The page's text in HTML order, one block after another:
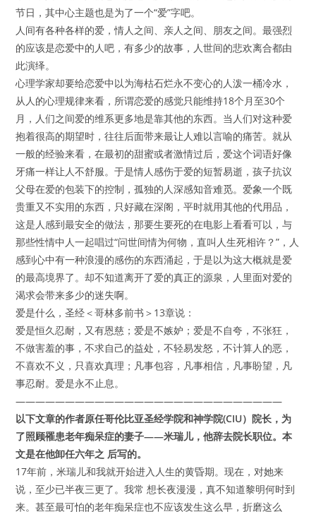
节日，其中心主题也是为了一个“爱”字吧。
人间有各种各样的爱，情人之间、亲人之间、朋友之间。最强烈
的应该是恋爱中的人吧，有多少的故事，人世间的悲欢离合都由
此演绎。
心理学家却要给恋爱中以为海枯石烂永不变心的人泼一桶冷水，
从人的心理规律来看，所谓恋爱的感觉只能维持18个月至30个
月，人们之间爱的维系更多地是靠其他的东西。当人们对这种爱
抱着很高的期望时，往往后面带来最让人难以言喻的痛苦。就从
一般的经验来看，在最初的甜蜜或者激情过后，爱这个词语好像
牙痛一样让人不舒服。于是情人感伤于爱的短暂易逝，孩子抗议
父母在爱的包装下的控制，孤独的人深感知音难觅。爱象一个既
贵重又不实用的东西，只好藏在深阁，平时就用其他的代用品，
这是人感到最安全的做法，那要生要死的在电影上看看可以，与
那些性情中人一起唱过“问世间情为何物，直叫人生死相许？”，人
感到心中有一种浪漫的感伤的东西涌起，于是以为这大概就是爱
的最高境界了。却不知道离开了爱的真正的源泉，人里面对爱的
渴求会带来多少的迷失啊。
爱是什么，圣经＜哥林多前书＞13章说：
爱是恒久忍耐，又有恩慈；爱是不嫉妒；爱是不自夸，不张狂，
不做害羞的事，不求自己的益处，不轻易发怒，不计算人的恶，
不喜欢不义，只喜欢真理；凡事包容，凡事相信，凡事盼望，凡
事忍耐。爱是永不止息。
―――――――――――――――――――――――――――
以下文章的作者原任哥伦比亚圣经学院和神学院(CIU）院长，为
了照顾罹患老年痴呆症的妻子——米瑞儿，他辞去院长职位。本
文是在他卸任六年之 后写的。
17年前，米瑞儿和我就开始进入人生的黄昏期。现在，对她来
说，至少已半夜三更了。我常 想长夜漫漫，真不知道黎明何时到
来。甚至最可怕的老年痴呆症也不应该发生这么早，折磨这么